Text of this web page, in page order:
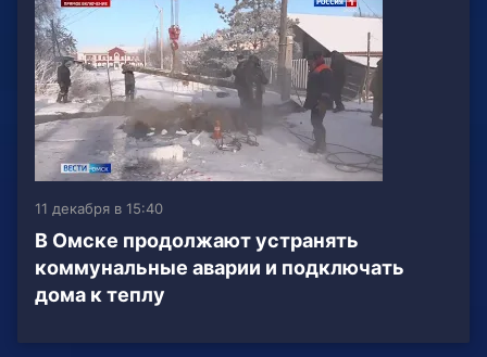
11 декабря в 15:40
В Омске продолжают устранять
коммунальные аварии и подключать
дома к теплу